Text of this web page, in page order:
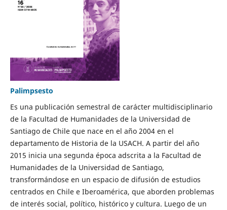
Palimpsesto
Es una publicación semestral de carácter multidisciplinario
de la Facultad de Humanidades de la Universidad de
Santiago de Chile que nace en el año 2004 en el
departamento de Historia de la USACH. A partir del año
2015 inicia una segunda época adscrita a la Facultad de
Humanidades de la Universidad de Santiago,
transformándose en un espacio de difusión de estudios
centrados en Chile e Iberoamérica, que aborden problemas
de interés social, político, histórico y cultura. Luego de un